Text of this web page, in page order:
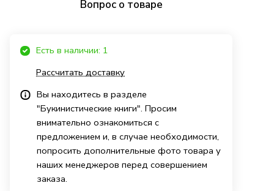
Вопрос о товаре
Есть в наличии: 1
Рассчитать доставку
Вы находитесь в разделе
"Букинистические книги". Просим
внимательно ознакомиться с
предложением и, в случае необходимости,
попросить дополнительные фото товара у
наших менеджеров перед совершением
заказа.